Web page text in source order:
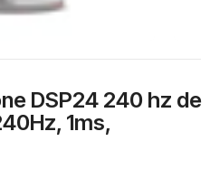
DSP24 240 hz de
1ms,